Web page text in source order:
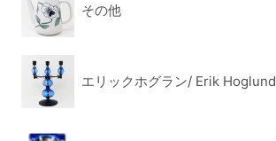
その他
エリックホグラン/ Erik Hoglund